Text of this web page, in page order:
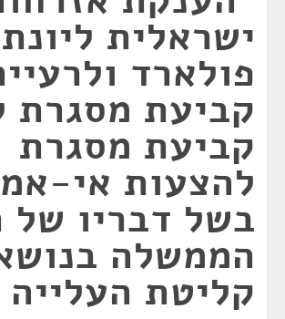
ישראלית
פולארד
קביעת מסגרת
קביעת מסגרת
להצעות אי-
בשל דבריו
הממשלה
קליטת העלייה